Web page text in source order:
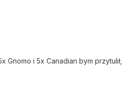
Gnomo i 5x Canadian bym przytulił,